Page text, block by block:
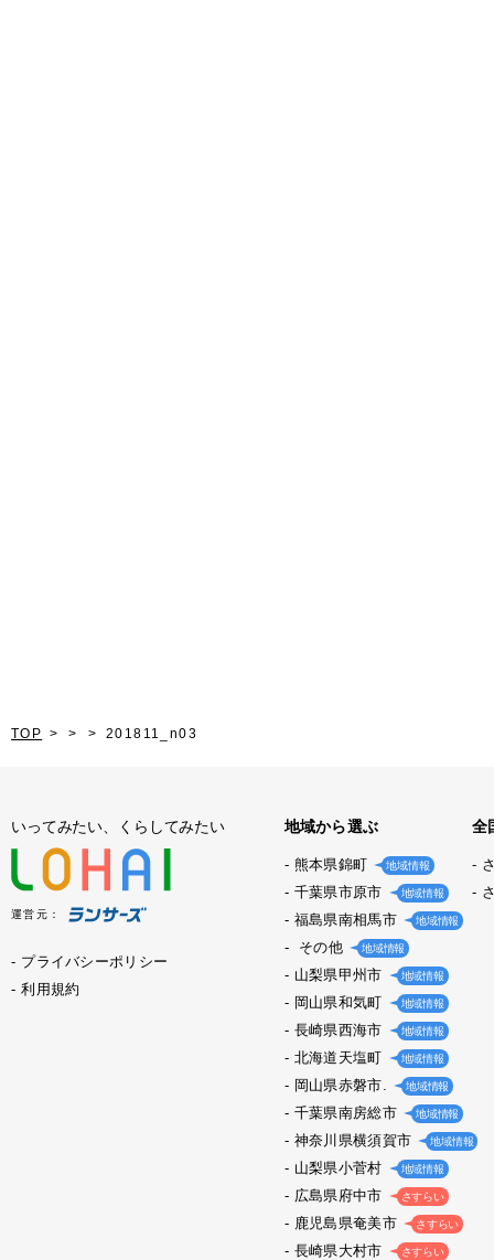
TOP 201811_n03
いってみたい、くらしてみたい
運営元：
プライバシーポリシー
利用規約
地域から選ぶ
熊本県錦町 地域情報
千葉県市原市 地域情報
福島県南相馬市 地域情報
その他 地域情報
山梨県甲州市 地域情報
岡山県和気町 地域情報
長崎県西海市 地域情報
北海道天塩町 地域情報
岡山県赤磐市. 地域情報
千葉県南房総市 地域情報
神奈川県横須賀市 地域情報
山梨県小菅村 地域情報
広島県府中市 さすらい
鹿児島県奄美市 さすらい
長崎県大村市 さすらい
全